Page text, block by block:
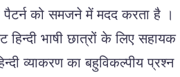
पैटर्न को समजने में मदद करता है ।
हिन्दी भाषी छात्रों के लिए सहायक
व्याकरण का बहुविकल्पीय प्रश्न